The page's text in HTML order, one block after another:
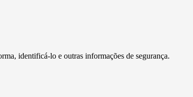
identificá-lo e outras informações de segurança.